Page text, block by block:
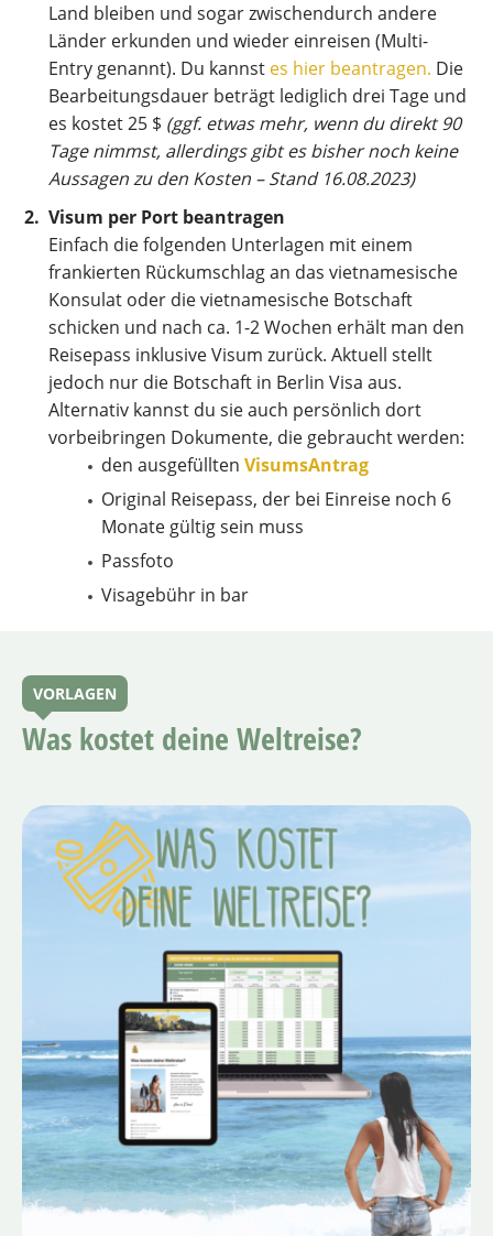
Land bleiben und sogar zwischendurch andere
Länder erkunden und wieder einreisen (Multi-
Entry genannt). Du kannst es hier beantragen. Die
Bearbeitungsdauer beträgt lediglich drei Tage und
es kostet 25 $ (ggf. etwas mehr, wenn du direkt 90
Tage nimmst, allerdings gibt es bisher noch keine
Aussagen zu den Kosten – Stand 16.08.2023)
Visum per Port beantragen
Einfach die folgenden Unterlagen mit einem
frankierten Rückumschlag an das vietnamesische
Konsulat oder die vietnamesische Botschaft
schicken und nach ca. 1-2 Wochen erhält man den
Reisepass inklusive Visum zurück. Aktuell stellt
jedoch nur die Botschaft in Berlin Visa aus.
Alternativ kannst du sie auch persönlich dort
vorbeibringen Dokumente, die gebraucht werden:
den ausgefüllten VisumsAntrag
Original Reisepass, der bei Einreise noch 6
Monate gültig sein muss
Passfoto
Visagebühr in bar
VORLAGEN
Was kostet deine Weltreise?